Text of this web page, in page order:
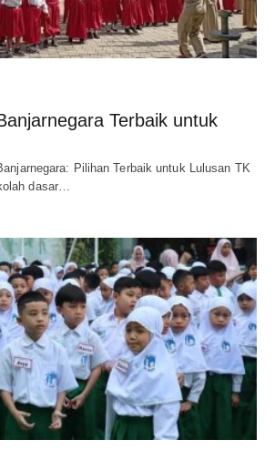
Terbaik untuk
Pilihan Terbaik untuk Lulusan TK
dasar…